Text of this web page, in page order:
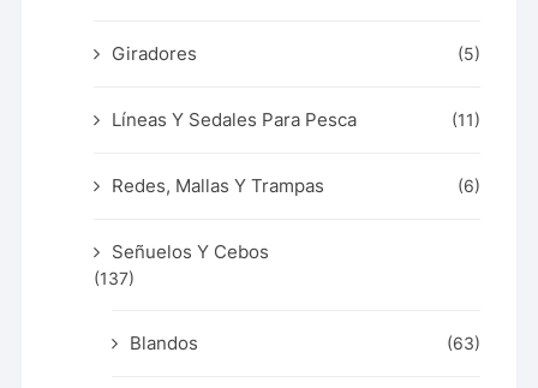
Giradores (5)
Líneas Y Sedales Para Pesca (11)
Redes, Mallas Y Trampas (6)
Señuelos Y Cebos
(137)
Blandos (63)